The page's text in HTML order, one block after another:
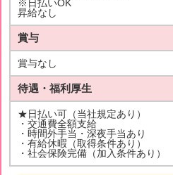
※日払いOK
昇給なし
賞与
賞与なし
待遇・福利厚生
★日払い可（当社規定あり）
・交通費全額支給
・時間外手当・深夜手当あり
・有給休暇（取得条件あり）
・社会保険完備（加入条件あり）